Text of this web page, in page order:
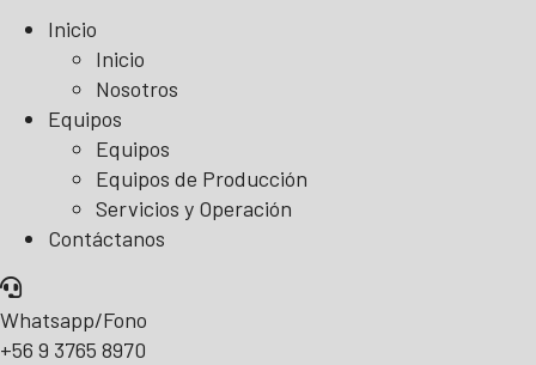
Inicio
Inicio
Nosotros
Equipos
Equipos
Equipos de Producción
Servicios y Operación
Contáctanos
Whatsapp/Fono
+56 9 3765 8970